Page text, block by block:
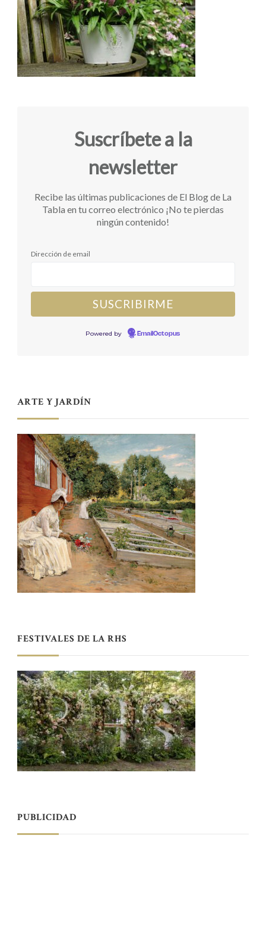
Suscríbete a la
newsletter
Recibe las últimas publicaciones de El Blog de La
Tabla en tu correo electrónico ¡No te pierdas
ningún contenido!
Dirección de email
Powered by EmailOctopus
ARTE Y JARDÍN
FESTIVALES DE LA RHS
PUBLICIDAD